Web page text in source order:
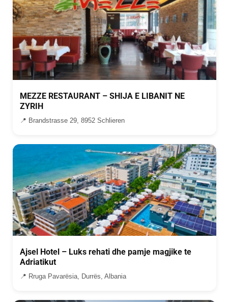
MEZZE RESTAURANT – SHIJA E LIBANIT NE
ZYRIH
📍 Brandstrasse 29, 8952 Schlieren
Ajsel Hotel – Luks rehati dhe pamje magjike te
Adriatikut
📍 Rruga Pavarësia, Durrës, Albania